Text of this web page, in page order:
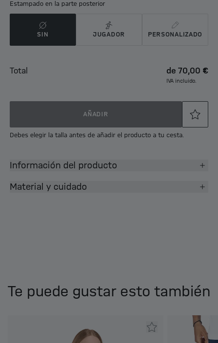
Estampado en la parte posterior
SIN JUGADOR PERSONALIZADO
Total de 70,00 €
IVA incluido.
AÑADIR
Debes elegir la talla antes de añadir el producto a tu cesta.
Información del producto
Material y cuidado
Te puede gustar esto también